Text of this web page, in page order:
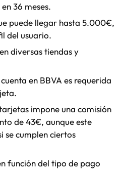
36 meses.
puede llegar hasta 5.000€,
del usuario.
diversas tiendas y
en BBVA es requerida
impone una comisión
de 43€, aunque este
se cumplen ciertos
función del tipo de pago